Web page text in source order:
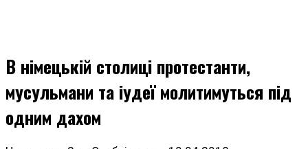
В німецькій столиці протестанти,
мусульмани та іудеї молитимуться під
одним дахом